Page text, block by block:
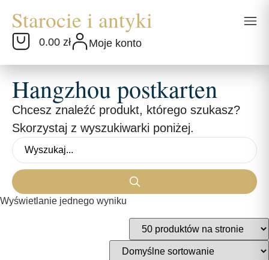
0.00 zł Moje konto
Hangzhou postkarten
Chcesz znaleźć produkt, którego szukasz?
Skorzystaj z wyszukiwarki poniżej.
Wyświetlanie jednego wyniku